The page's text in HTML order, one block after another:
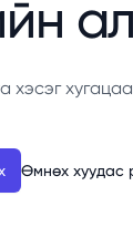
хэсэг
Өмнөх хуудас